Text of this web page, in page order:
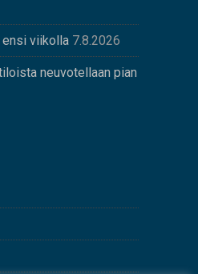
ensi viikolla 7.8.2026
neuvotellaan pian